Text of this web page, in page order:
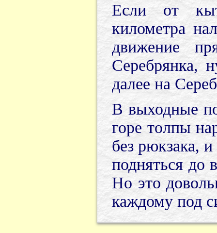
Если от
километра
движение
Серебрянка,
далее на
В выходные
горе толпы
без рюкзака,
подняться до
Но это
каждому под